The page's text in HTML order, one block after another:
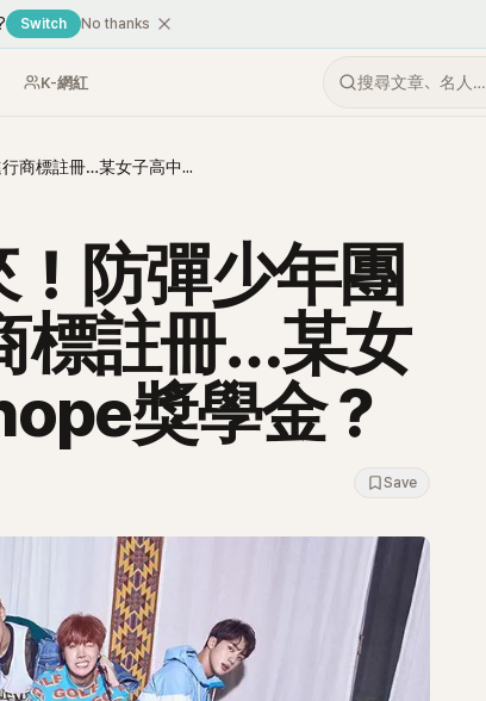
Switch No thanks
K-網紅 搜尋文章、名人…
HYBE強硬起來！防彈少年團「紫愛你」進行商標註冊…某女子高中頒發J-hope獎學金？
防彈少年團
標註冊…某女
獎學金？
Save